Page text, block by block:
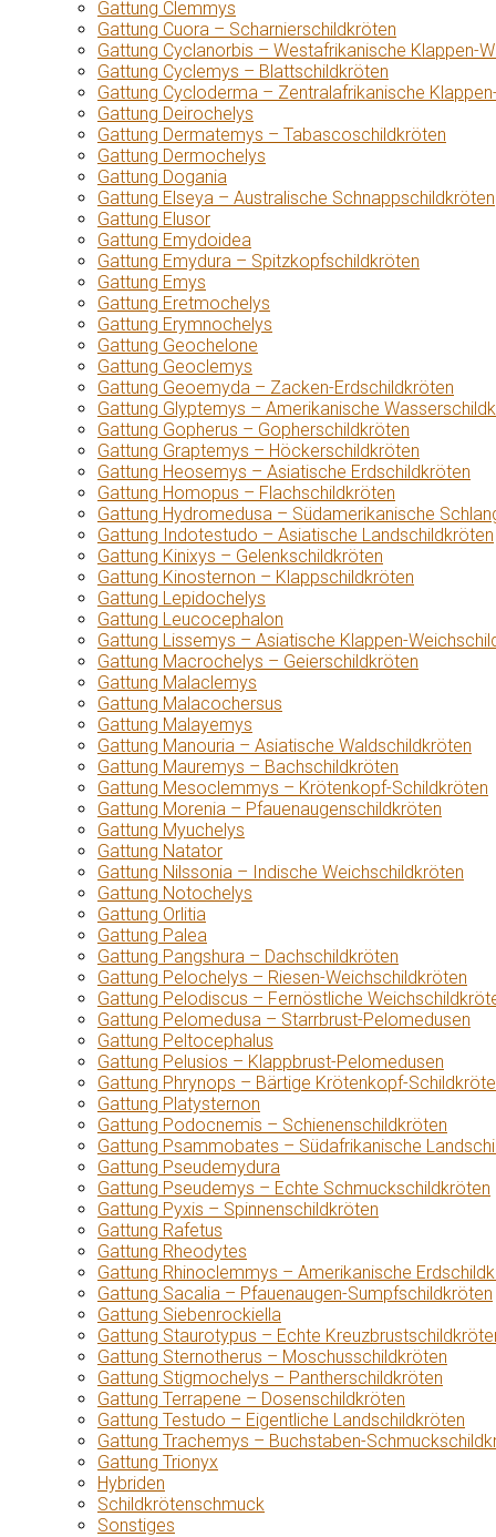
Gattung Clemmys
Gattung Cuora – Scharnierschildkröten
Gattung Cyclanorbis – Westafrikanische Klappen-
Gattung Cyclemys – Blattschildkröten
Gattung Cycloderma – Zentralafrikanische
Gattung Deirochelys
Gattung Dermatemys – Tabascoschildkröten
Gattung Dermochelys
Gattung Dogania
Gattung Elseya – Australische Schnappschildkröten
Gattung Elusor
Gattung Emydoidea
Gattung Emydura – Spitzkopfschildkröten
Gattung Emys
Gattung Eretmochelys
Gattung Erymnochelys
Gattung Geochelone
Gattung Geoclemys
Gattung Geoemyda – Zacken-Erdschildkröten
Gattung Glyptemys – Amerikanische
Gattung Gopherus – Gopherschildkröten
Gattung Graptemys – Höckerschildkröten
Gattung Heosemys – Asiatische Erdschildkröten
Gattung Homopus – Flachschildkröten
Gattung Hydromedusa – Südamerikanische
Gattung Indotestudo – Asiatische Landschildkröten
Gattung Kinixys – Gelenkschildkröten
Gattung Kinosternon – Klappschildkröten
Gattung Lepidochelys
Gattung Leucocephalon
Gattung Lissemys – Asiatische Klappen-
Gattung Macrochelys – Geierschildkröten
Gattung Malaclemys
Gattung Malacochersus
Gattung Malayemys
Gattung Manouria – Asiatische Waldschildkröten
Gattung Mauremys – Bachschildkröten
Gattung Mesoclemmys – Krötenkopf-Schildkröten
Gattung Morenia – Pfauenaugenschildkröten
Gattung Myuchelys
Gattung Natator
Gattung Nilssonia – Indische Weichschildkröten
Gattung Notochelys
Gattung Orlitia
Gattung Palea
Gattung Pangshura – Dachschildkröten
Gattung Pelochelys – Riesen-Weichschildkröten
Gattung Pelodiscus – Fernöstliche
Gattung Pelomedusa – Starrbrust-Pelomedusen
Gattung Peltocephalus
Gattung Pelusios – Klappbrust-Pelomedusen
Gattung Phrynops – Bärtige Krötenkopf-
Gattung Platysternon
Gattung Podocnemis – Schienenschildkröten
Gattung Psammobates – Südafrikanische
Gattung Pseudemydura
Gattung Pseudemys – Echte Schmuckschildkröten
Gattung Pyxis – Spinnenschildkröten
Gattung Rafetus
Gattung Rheodytes
Gattung Rhinoclemmys – Amerikanische
Gattung Sacalia – Pfauenaugen-Sumpfschildkröten
Gattung Siebenrockiella
Gattung Staurotypus – Echte
Gattung Sternotherus – Moschusschildkröten
Gattung Stigmochelys – Pantherschildkröten
Gattung Terrapene – Dosenschildkröten
Gattung Testudo – Eigentliche Landschildkröten
Gattung Trachemys – Buchstaben-
Gattung Trionyx
Hybriden
Schildkrötenschmuck
Sonstiges